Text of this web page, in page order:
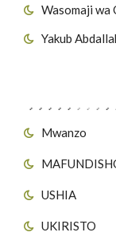
Wasomaji wa
Yakub
Mwanzo
USHIA
UKIRISTO